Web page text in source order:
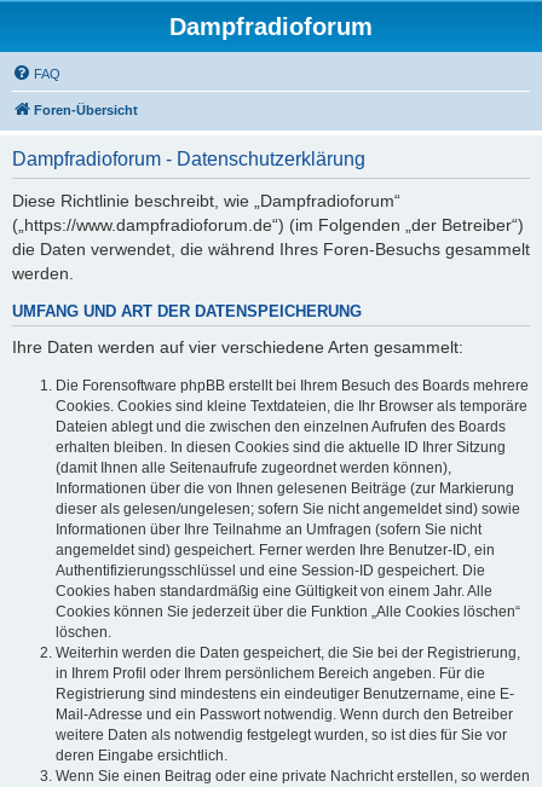
Dampfradioforum
FAQ
Foren-Übersicht
Dampfradioforum - Datenschutzerklärung
Diese Richtlinie beschreibt, wie „Dampfradioforum“
(„https://www.dampfradioforum.de“) (im Folgenden „der Betreiber“)
die Daten verwendet, die während Ihres Foren-Besuchs gesammelt
werden.
UMFANG UND ART DER DATENSPEICHERUNG
Ihre Daten werden auf vier verschiedene Arten gesammelt:
Die Forensoftware phpBB erstellt bei Ihrem Besuch des Boards mehrere
Cookies. Cookies sind kleine Textdateien, die Ihr Browser als temporäre
Dateien ablegt und die zwischen den einzelnen Aufrufen des Boards
erhalten bleiben. In diesen Cookies sind die aktuelle ID Ihrer Sitzung
(damit Ihnen alle Seitenaufrufe zugeordnet werden können),
Informationen über die von Ihnen gelesenen Beiträge (zur Markierung
dieser als gelesen/ungelesen; sofern Sie nicht angemeldet sind) sowie
Informationen über Ihre Teilnahme an Umfragen (sofern Sie nicht
angemeldet sind) gespeichert. Ferner werden Ihre Benutzer-ID, ein
Authentifizierungsschlüssel und eine Session-ID gespeichert. Die
Cookies haben standardmäßig eine Gültigkeit von einem Jahr. Alle
Cookies können Sie jederzeit über die Funktion „Alle Cookies löschen“
löschen.
Weiterhin werden die Daten gespeichert, die Sie bei der Registrierung,
in Ihrem Profil oder Ihrem persönlichem Bereich angeben. Für die
Registrierung sind mindestens ein eindeutiger Benutzername, eine E-
Mail-Adresse und ein Passwort notwendig. Wenn durch den Betreiber
weitere Daten als notwendig festgelegt wurden, so ist dies für Sie vor
deren Eingabe ersichtlich.
Wenn Sie einen Beitrag oder eine private Nachricht erstellen, so werden